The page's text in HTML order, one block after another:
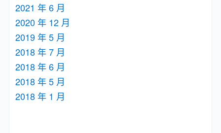
2021 年 6 月
2020 年 12 月
2019 年 5 月
2018 年 7 月
2018 年 6 月
2018 年 5 月
2018 年 1 月